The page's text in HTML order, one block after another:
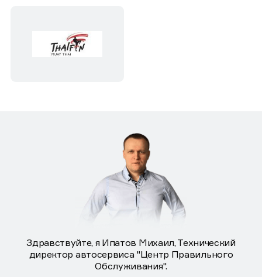
Здравствуйте, я Ипатов Михаил, Технический
директор автосервиса "Центр Правильного
Обслуживания".